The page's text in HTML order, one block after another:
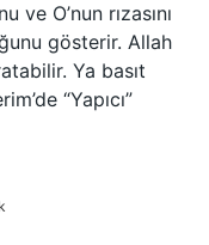
ve O’nun rızasını
gösterir. Allah
Ya basıt
“Yapıcı”